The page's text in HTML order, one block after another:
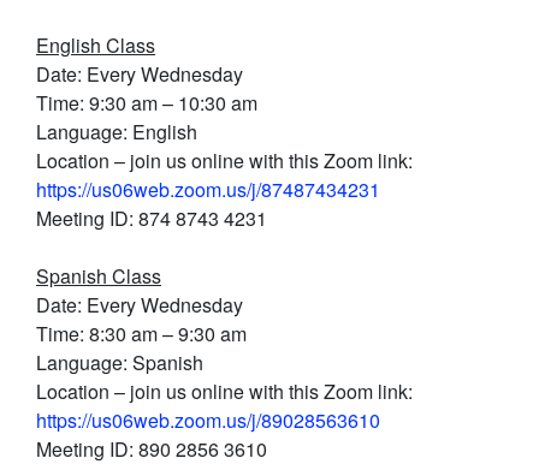
English Class
Date: Every Wednesday
Time: 9:30 am – 10:30 am
Language: English
Location – join us online with this Zoom link:
https://us06web.zoom.us/j/87487434231
Meeting ID: 874 8743 4231
Spanish Class
Date: Every Wednesday
Time: 8:30 am – 9:30 am
Language: Spanish
Location – join us online with this Zoom link:
https://us06web.zoom.us/j/89028563610
Meeting ID: 890 2856 3610